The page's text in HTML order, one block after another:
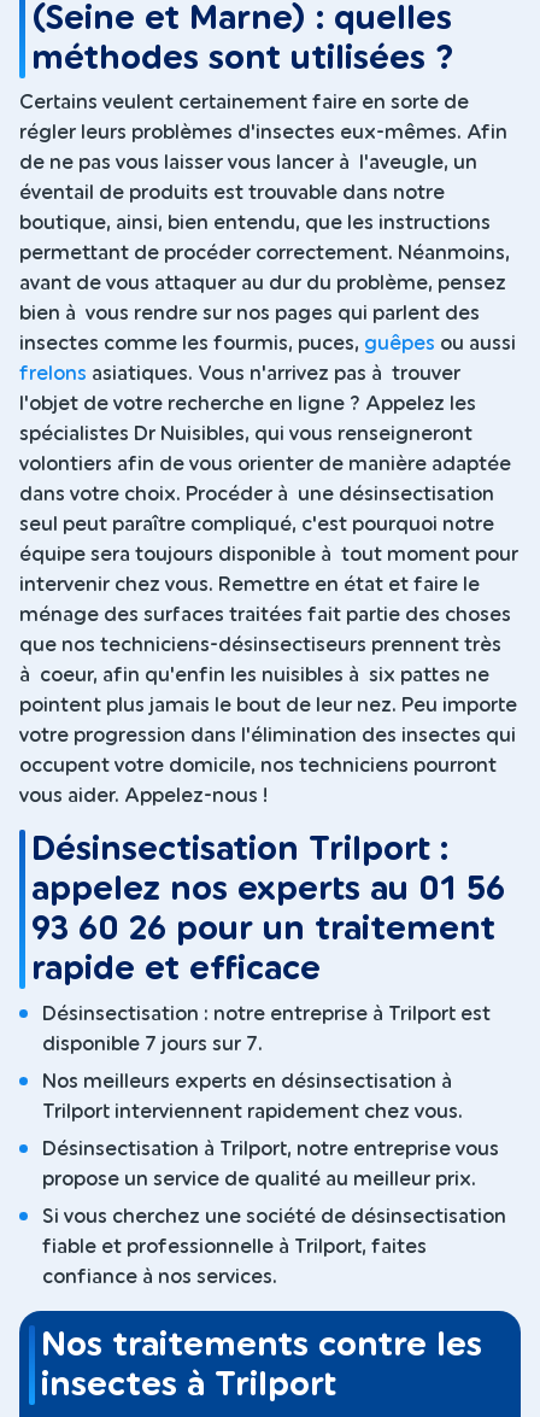
(Seine et Marne) : quelles
méthodes sont utilisées ?
Certains veulent certainement faire en sorte de
régler leurs problèmes d'insectes eux-mêmes. Afin
de ne pas vous laisser vous lancer à l'aveugle, un
éventail de produits est trouvable dans notre
boutique, ainsi, bien entendu, que les instructions
permettant de procéder correctement. Néanmoins,
avant de vous attaquer au dur du problème, pensez
bien à vous rendre sur nos pages qui parlent des
insectes comme les fourmis, puces, guêpes ou aussi
frelons asiatiques. Vous n'arrivez pas à trouver
l'objet de votre recherche en ligne ? Appelez les
spécialistes Dr Nuisibles, qui vous renseigneront
volontiers afin de vous orienter de manière adaptée
dans votre choix. Procéder à une désinsectisation
seul peut paraître compliqué, c'est pourquoi notre
équipe sera toujours disponible à tout moment pour
intervenir chez vous. Remettre en état et faire le
ménage des surfaces traitées fait partie des choses
que nos techniciens-désinsectiseurs prennent très
à coeur, afin qu'enfin les nuisibles à six pattes ne
pointent plus jamais le bout de leur nez. Peu importe
votre progression dans l'élimination des insectes qui
occupent votre domicile, nos techniciens pourront
vous aider. Appelez-nous !
Désinsectisation Trilport :
appelez nos experts au 01 56
93 60 26 pour un traitement
rapide et efficace
Désinsectisation : notre entreprise à Trilport est
disponible 7 jours sur 7.
Nos meilleurs experts en désinsectisation à
Trilport interviennent rapidement chez vous.
Désinsectisation à Trilport, notre entreprise vous
propose un service de qualité au meilleur prix.
Si vous cherchez une société de désinsectisation
fiable et professionnelle à Trilport, faites
confiance à nos services.
Nos traitements contre les
insectes à Trilport